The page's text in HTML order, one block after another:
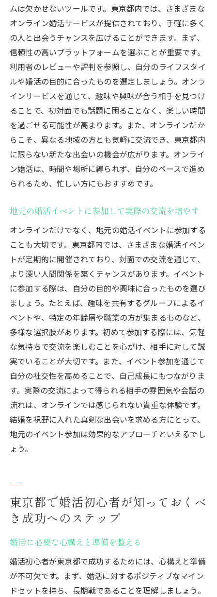
婚活イベントでのマナーとエチケット
東京都内の婚活カフェやラウンジを活用す
る
婚活初心者向けのワークショップやセミナ
ー
トライアル参加で婚活サービスを体験する
婚活初心者が東京都で失敗しないためのコツ
初対面での印象を良くする方法
無理のないペースで婚活活動を続ける
婚活中に避けるべき言動とその理由
自己改善を意識した日常生活の送り方
理想と現実のギャップを埋めるための心構
東京都で婚活初心者が理想のパートナーと出会
う方法
理想のパートナーに出会うための行動計画
東京都内での婚活イベント参加のコツ
オンライン婚活で成功するためのプロフィ
ール作成
婚活における自然な出会い方を探る
婚活における直感の活用法と注意点
多様な文化を理解し、柔軟な視点でパート
ナー探し
ダブルでBUDDY BRIDALが選出されまし
ムは欠かせないツールです。東京都内では、さまざまな
オンライン婚活サービスが提供されており、手軽に多く
の人と出会うチャンスを広げることができます。まず、
信頼性の高いプラットフォームを選ぶことが重要です。
利用者のレビューや評判を参照し、自分のライフスタイ
ルや婚活の目的に合ったものを選定しましょう。オンラ
インサービスを通じて、趣味や興味が合う相手を見つけ
ることで、初対面でも話題に困ることなく、楽しい時間
を過ごせる可能性が高まります。また、オンラインだか
らこそ、異なる地域の方とも気軽に交流でき、東京都内
に限らない新たな出会いの機会が広がります。オンライ
ン婚活は、時間や場所に縛られず、自分のペースで進め
られるため、忙しい方にもおすすめです。
地元の婚活イベントに参加して実際の交流を増やす
オンラインだけでなく、地元の婚活イベントに参加する
ことも大切です。東京都内では、さまざまな婚活イベン
トが定期的に開催されており、対面での交流を通じて、
より深い人間関係を築くチャンスがあります。イベント
に参加する際は、自分の目的や興味に合ったものを選び
ましょう。たとえば、趣味を共有するグループによるイ
ベントや、特定の年齢層や職業の方が集まるものなど、
多様な選択肢があります。初めて参加する際には、気軽
な気持ちで交流を楽しむことを心がけ、相手に対して誠
実でいることが大切です。また、イベント参加を通じて
自分の社交性を高めることで、自己成長にもつながりま
す。実際の交流によって得られる相手の雰囲気や会話の
流れは、オンラインでは感じられない貴重な体験です。
結婚を視野に入れた真剣な出会いを求める方にとって、
地元のイベント参加は効果的なアプローチといえるでし
ょう。
東京都で婚活初心者が知っておくべ
き成功へのステップ
婚活に必要な心構えと準備を整える
婚活初心者が東京都で成功するためには、心構えと準備
が不可欠です。まず、婚活に対するポジティブなマイン
ドセットを持ち、長期戦であることを理解しましょう。